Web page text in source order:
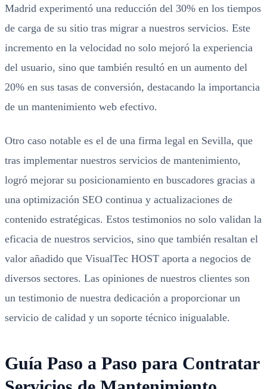
Madrid experimentó una reducción del 30% en los tiempos
de carga de su sitio tras migrar a nuestros servicios. Este
incremento en la velocidad no solo mejoró la experiencia
del usuario, sino que también resultó en un aumento del
20% en sus tasas de conversión, destacando la importancia
de un mantenimiento web efectivo.
Otro caso notable es el de una firma legal en Sevilla, que
tras implementar nuestros servicios de mantenimiento,
logró mejorar su posicionamiento en buscadores gracias a
una optimización SEO continua y actualizaciones de
contenido estratégicas. Estos testimonios no solo validan la
eficacia de nuestros servicios, sino que también resaltan el
valor añadido que VisualTec HOST aporta a negocios de
diversos sectores. Las opiniones de nuestros clientes son
un testimonio de nuestra dedicación a proporcionar un
servicio de calidad y un soporte técnico inigualable.
Guía Paso a Paso para Contratar